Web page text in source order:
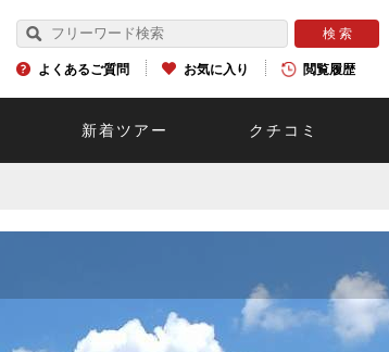
よくあるご質問 お気に入り 閲覧履歴
新着ツアー クチコミ